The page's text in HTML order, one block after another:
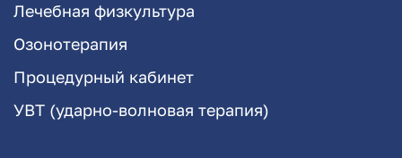
Лечебная физкультура
Озонотерапия
Процедурный кабинет
УВТ (ударно-волновая терапия)